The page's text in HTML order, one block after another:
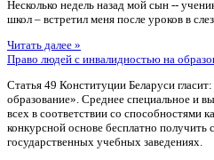
Несколько недель назад мой сын --
школ – встретил меня после уроков в
Читать далее »
Право людей с инвалидностью на
Статья 49 Конституции Беларуси
образование». Среднее специальное и
всех в соответствии со способностями
конкурсной основе бесплатно получить
государственных учебных заведениях.